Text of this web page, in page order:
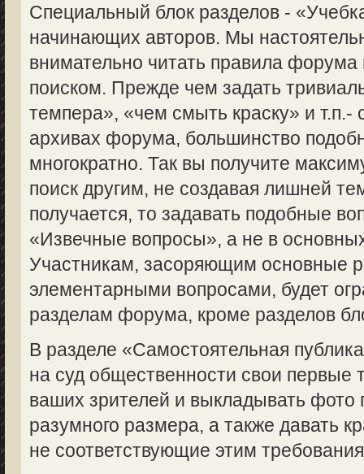
Специальный блок разделов -
начинающих авторов. Мы
внимательно читать правила форума
поиском. Прежде чем задать
темпера», «чем смыть краску» и т.п.-
архивах форума, большинство
многократно. Так вы получите
поиск другим, не создавая лишней
получается, то задавать подобные
«Извечные вопросы», а не в
Участникам, засоряющим основные
элементарными вопросами, будет
разделам форума, кроме разделов
В разделе «Самостоятельная
на суд общественности свои первые
ваших зрителей и выкладывать фото
разумного размера, а также давать
не соответствующие этим